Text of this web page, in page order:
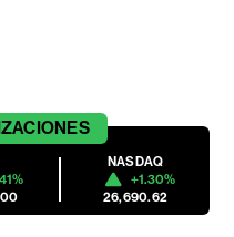
NASDAQ
+1.30%
26,690.62